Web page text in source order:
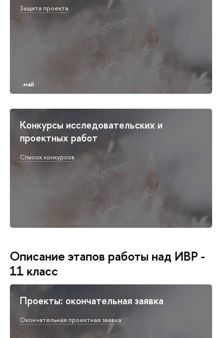
Защита проекта
Конкурсы исследовательских и
проектных работ
Список конкурсов
Описание этапов работы над ИВР -
11 класс
Проекты: окончательная заявка
Окончательная проектная заявка